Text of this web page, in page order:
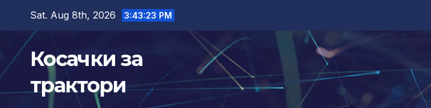
content
Sat. Aug 8th, 2026 3:43:24 PM
Косачки за
трактори